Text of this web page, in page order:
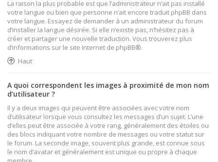
La raison la plus probable est que l’administrateur n’ait pas installé
votre langue ou bien que personne n’ait encore traduit phpBB dans
votre langue. Essayez de demander à un administrateur du forum
d’installer la langue désirée. Si elle n’existe pas, n’hésitez pas à
créer et partager une nouvelle traduction. Vous trouverez plus
d’informations sur le site Internet de phpBB®.
Haut
A quoi correspondent les images à proximité de mon nom
d’utilisateur ?
Il y a deux images qui peuvent être associées avec votre nom
d’utilisateur lorsque vous consultez les messages d’un sujet. L’une
d’elles peut être associée à votre rang, généralement des étoiles ou
des blocs indiquant votre nombre de messages ou votre statut sur
le forum. La seconde image, souvent plus grande, est connue sous
le nom d’avatar et généralement est unique ou propre à chaque